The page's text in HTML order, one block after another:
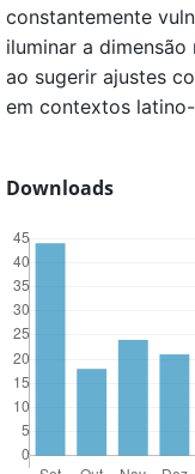
constantemente
iluminar a
ao sugerir ajustes
em contextos
Downloads